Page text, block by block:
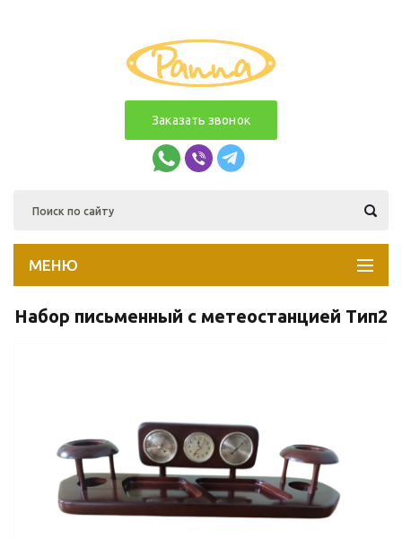
Заказать звонок
МЕНЮ
Набор письменный с метеостанцией Тип2